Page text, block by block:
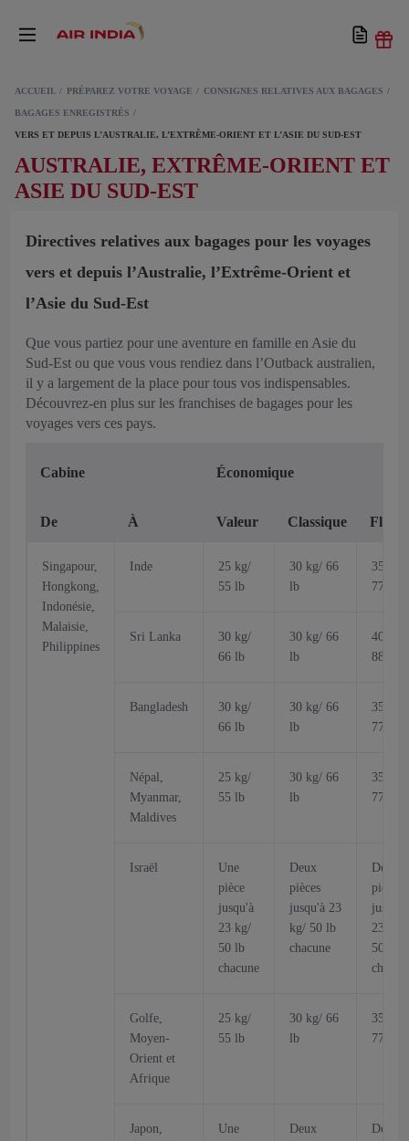
ACCUEIL PRÉPAREZ VOTRE VOYAGE CONSIGNES RELATIVES AUX BAGAGES
BAGAGES ENREGISTRÉS
VERS ET DEPUIS L’AUSTRALIE, L’EXTRÊME-ORIENT ET L’ASIE DU SUD-EST
AUSTRALIE, EXTRÊME-ORIENT ET
ASIE DU SUD-EST
Directives relatives aux bagages pour les voyages
vers et depuis l’Australie, l’Extrême-Orient et
l’Asie du Sud-Est
Que vous partiez pour une aventure en famille en Asie du
Sud-Est ou que vous vous rendiez dans l’Outback australien,
il y a largement de la place pour tous vos indispensables.
Découvrez-en plus sur les franchises de bagages pour les
voyages vers ces pays.
Cabine Économique
De À Valeur Classique Flex
Singapour,
Hongkong,
Indonésie,
Malaisie,
Philippines
Inde
25 kg/
55 lb
30 kg/ 66
lb
35 kg/
77 lb
Sri Lanka
30 kg/
66 lb
30 kg/ 66
lb
40 kg/
88 lb
Bangladesh
30 kg/
66 lb
30 kg/ 66
lb
35 kg/
77 lb
Népal,
Myanmar,
Maldives
25 kg/
55 lb
30 kg/ 66
lb
35 kg/
77 lb
Israël
Une
pièce
jusqu'à
23 kg/
50 lb
chacune
Deux
pièces
jusqu'à 23
kg/ 50 lb
chacune
Deux
pièces
jusqu'à
23 kg/
50 lb
Golfe,
Moyen-
Orient et
Afrique
25 kg/
55 lb
30 kg/ 66
lb
35 kg/
77 lb
Japon,
Une
Deux
Deux